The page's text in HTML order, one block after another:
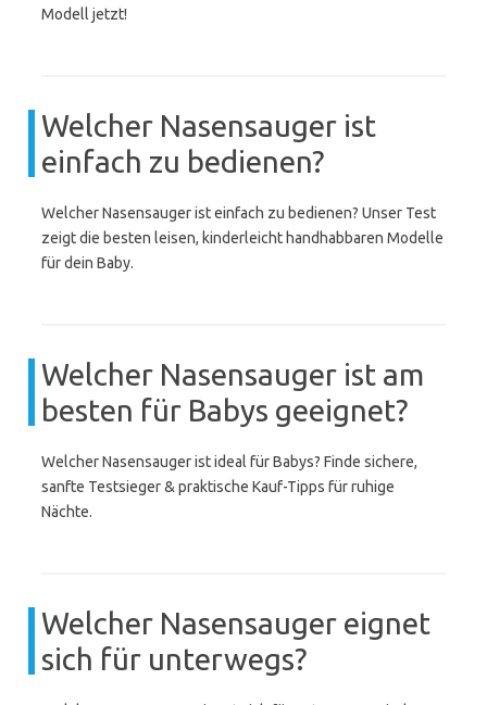
Modell jetzt!
Welcher Nasensauger ist
einfach zu bedienen?
Welcher Nasensauger ist einfach zu bedienen? Unser Test
zeigt die besten leisen, kinderleicht handhabbaren Modelle
für dein Baby.
Welcher Nasensauger ist am
besten für Babys geeignet?
Welcher Nasensauger ist ideal für Babys? Finde sichere,
sanfte Testsieger & praktische Kauf-Tipps für ruhige
Nächte.
Welcher Nasensauger eignet
sich für unterwegs?